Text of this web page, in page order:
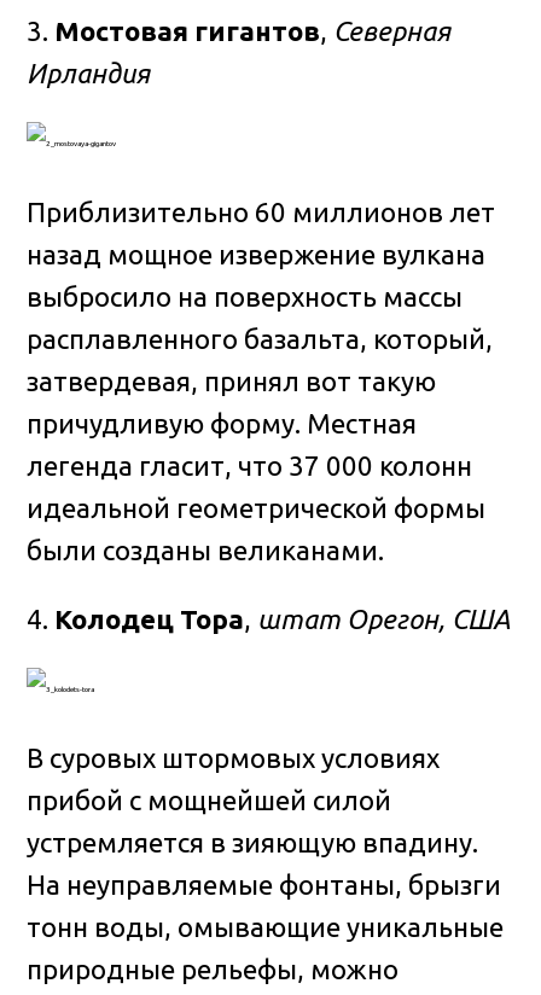
3. Мостовая гигантов, Северная
Ирландия
Приблизительно 60 миллионов лет
назад мощное извержение вулкана
выбросило на поверхность массы
расплавленного базальта, который,
затвердевая, принял вот такую
причудливую форму. Местная
легенда гласит, что 37 000 колонн
идеальной геометрической формы
были созданы великанами.
4. Колодец Тора, штат Орегон, США
В суровых штормовых условиях
прибой с мощнейшей силой
устремляется в зияющую впадину.
На неуправляемые фонтаны, брызги
тонн воды, омывающие уникальные
природные рельефы, можно